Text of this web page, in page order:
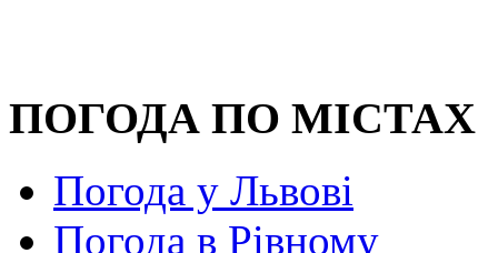
ПОГОДА ПО МІСТАХ
Погода у Львові
Погода в Рівному